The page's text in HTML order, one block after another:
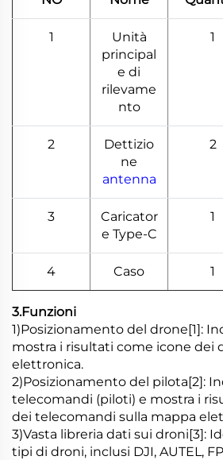
1
Unità
principal
e di
rilevame
nto
1
2
Dettizio
ne
antenna
2
3
Caricator
e Type-C
1
4 Caso 1
3.Funzioni
1)Posizionamento del drone[1]:
mostra i risultati come icone dei
elettronica.
2)Posizionamento del pilota[2]:
telecomandi (piloti) e mostra i
dei telecomandi sulla mappa
3)Vasta libreria dati sui droni[3]:
tipi di droni, inclusi DJI, AUTEL,